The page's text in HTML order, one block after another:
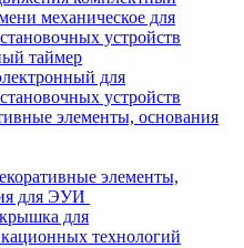
механическое для
устройств
таймер
для
устройств
элементы, основания
элементы,
для ЭУИ
для
технологий